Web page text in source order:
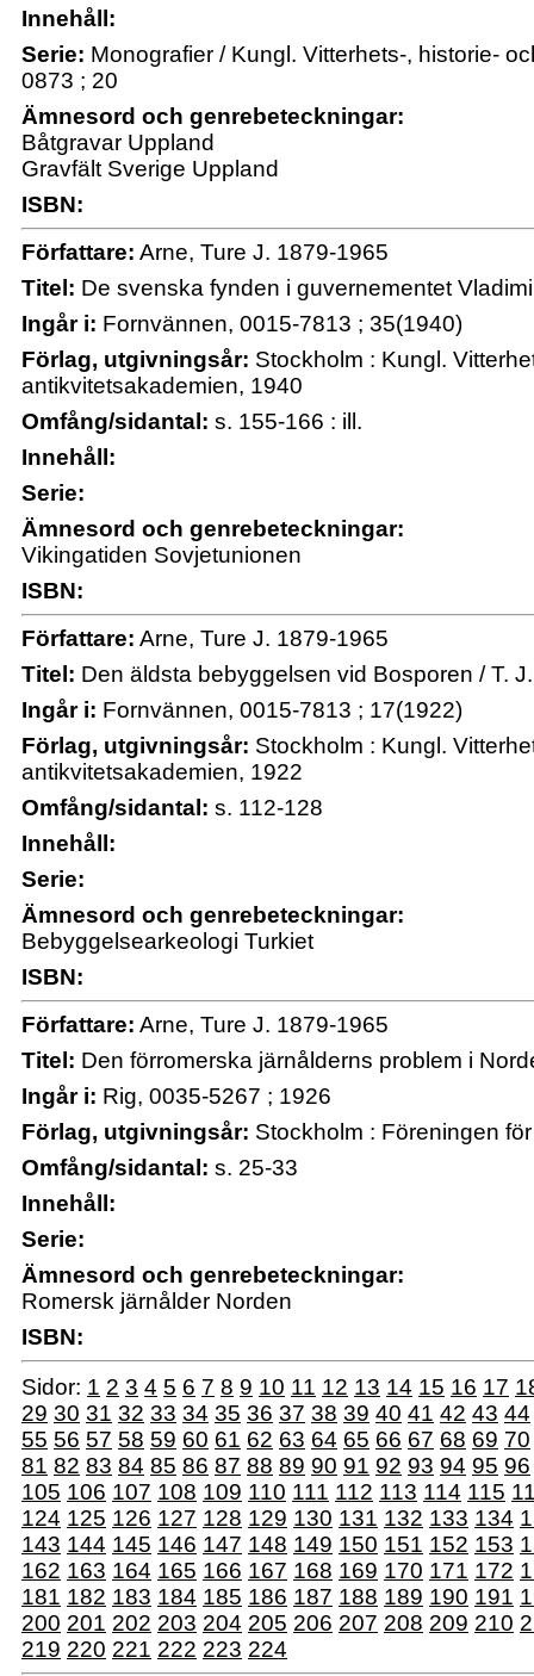
Innehåll:
Serie: Monografier / Kungl. Vitterhets-, historie-
0873 ; 20
Ämnesord och genrebeteckningar:
Båtgravar Uppland
Gravfält Sverige Uppland
ISBN:
Författare: Arne, Ture J. 1879-1965
Titel: De svenska fynden i guvernementet
Ingår i: Fornvännen, 0015-7813 ; 35(1940)
Förlag, utgivningsår: Stockholm : Kungl.
antikvitetsakademien, 1940
Omfång/sidantal: s. 155-166 : ill.
Innehåll:
Serie:
Ämnesord och genrebeteckningar:
Vikingatiden Sovjetunionen
ISBN:
Författare: Arne, Ture J. 1879-1965
Titel: Den äldsta bebyggelsen vid Bosporen / T.
Ingår i: Fornvännen, 0015-7813 ; 17(1922)
Förlag, utgivningsår: Stockholm : Kungl.
antikvitetsakademien, 1922
Omfång/sidantal: s. 112-128
Innehåll:
Serie:
Ämnesord och genrebeteckningar:
Bebyggelsearkeologi Turkiet
ISBN:
Författare: Arne, Ture J. 1879-1965
Titel: Den förromerska järnålderns problem i
Ingår i: Rig, 0035-5267 ; 1926
Förlag, utgivningsår: Stockholm : Föreningen
Omfång/sidantal: s. 25-33
Innehåll:
Serie:
Ämnesord och genrebeteckningar:
Romersk järnålder Norden
ISBN:
Sidor: 1 2 3 4 5 6 7 8 9 10 11 12 13 14 15 16 17
29 30 31 32 33 34 35 36 37 38 39 40 41 42 43 44
55 56 57 58 59 60 61 62 63 64 65 66 67 68 69 70
81 82 83 84 85 86 87 88 89 90 91 92 93 94 95 96
105 106 107 108 109 110 111 112 113 114 115
124 125 126 127 128 129 130 131 132 133 134
143 144 145 146 147 148 149 150 151 152 153
162 163 164 165 166 167 168 169 170 171 172
181 182 183 184 185 186 187 188 189 190 191
200 201 202 203 204 205 206 207 208 209 210
219 220 221 222 223 224